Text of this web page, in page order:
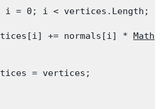
i = 0; i < vertices.Length;
+= normals[i] *
= vertices;